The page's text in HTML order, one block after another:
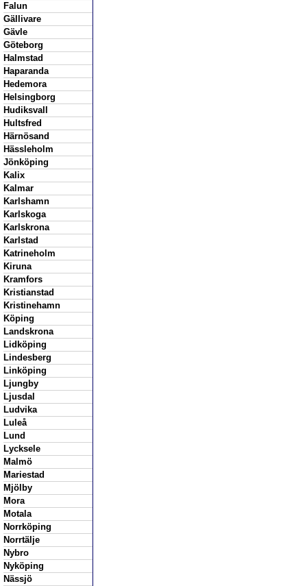
Falun
Gällivare
Gävle
Göteborg
Halmstad
Haparanda
Hedemora
Helsingborg
Hudiksvall
Hultsfred
Härnösand
Hässleholm
Jönköping
Kalix
Kalmar
Karlshamn
Karlskoga
Karlskrona
Karlstad
Katrineholm
Kiruna
Kramfors
Kristianstad
Kristinehamn
Köping
Landskrona
Lidköping
Lindesberg
Linköping
Ljungby
Ljusdal
Ludvika
Luleå
Lund
Lycksele
Malmö
Mariestad
Mjölby
Mora
Motala
Norrköping
Norrtälje
Nybro
Nyköping
Nässjö